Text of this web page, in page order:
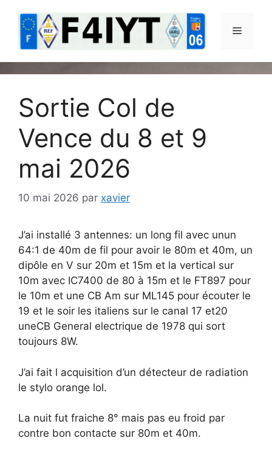
contenu
Menu
Sortie Col de
Vence du 8 et 9
mai 2026
10 mai 2026 par xavier
J’ai installé 3 antennes: un long fil avec unun
64:1 de 40m de fil pour avoir le 80m et 40m, un
dipôle en V sur 20m et 15m et la vertical sur
10m avec IC7400 de 80 à 15m et le FT897 pour
le 10m et une CB Am sur ML145 pour écouter le
19 et le soir les italiens sur le canal 17 et20
uneCB General electrique de 1978 qui sort
toujours 8W.
J’ai fait l acquisition d’un détecteur de radiation
le stylo orange lol.
La nuit fut fraiche 8° mais pas eu froid par
contre bon contacte sur 80m et 40m.